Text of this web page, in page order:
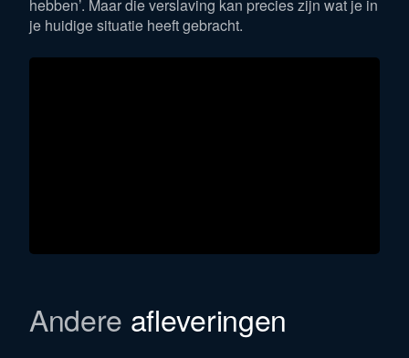
hebben’. Maar die verslaving kan precies zijn wat je in
je huidige situatie heeft gebracht.
Andere afleveringen